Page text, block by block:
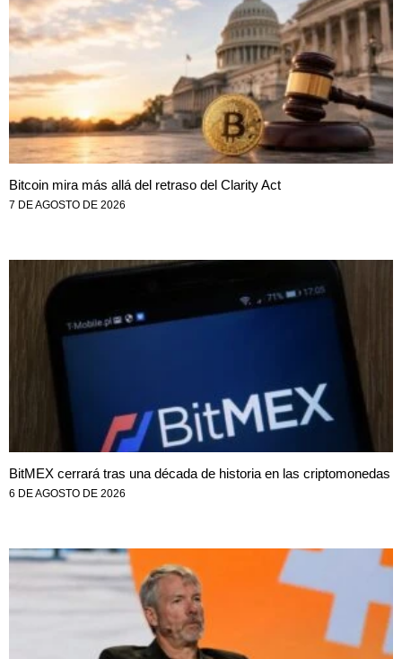
Bitcoin mira más allá del retraso del Clarity Act
7 DE AGOSTO DE 2026
BitMEX cerrará tras una década de historia en las criptomonedas
6 DE AGOSTO DE 2026